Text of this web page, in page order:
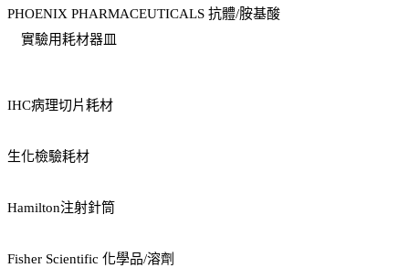
PHOENIX PHARMACEUTICALS 抗體/胺基酸
實驗用耗材器皿
IHC病理切片耗材
生化檢驗耗材
Hamilton注射針筒
Fisher Scientific 化學品/溶劑